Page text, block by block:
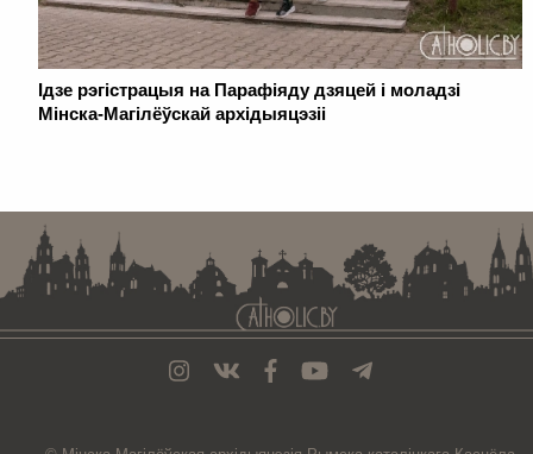
Ідзе рэгістрацыя на Парафіяду дзяцей і моладзі
Мінска-Магілёўскай архідыяцэзіі